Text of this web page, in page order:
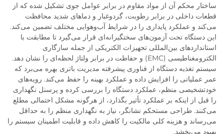
ساختار محکم آن از مواد مقاوم در برابر عوامل جوی تشکیل شده که از
قطعات داخلی در برابر رطوبت، گردوغبار و دماهای شدید محافظت
می‌کند و عملکرد پایداری را در شرایط آب‌وهوایی مختلف تضمین می‌کند.
این دستگاه تحت آزمون‌های سختگیرانه‌ای قرار می‌گیرد تا مطابقت با
استانداردهای بین‌المللی تجهیزات الکتریکی از جمله سازگاری
الکترومغناطیسی (EMC) و حفاظت در برابر ولتاژ لحظه‌ای را نشان دهد.
سیستم تغذیه دستگاه از فناوری پیشرفته مدیریت باتری بهره می‌برد که
عمر عملیاتی را افزایش داده و عملکرد بهینه را حفظ می‌کند. رویه‌های
خودتشخیصی منظم، عملکرد دستگاه را بررسی کرده و پرسنل نگهداری
را قبل از اینکه بر عملکرد تأثیر بگذارد، از هرگونه مشکل احتمالی مطلع
می‌کنند. طراحی مستحکم نشانگر، نیاز به نگهداری منظم را به حداقل
می‌رساند و هزینه کلی مالکیت را کاهش داده و قابلیت اطمینان سیستم را
بهبود می‌بخشد.